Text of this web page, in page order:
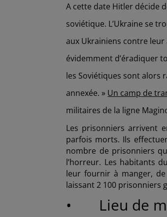
A cette date Hitler décide
soviétique. L’Ukraine se
aux Ukrainiens contre leur
évidemment d’éradiquer
les Soviétiques sont alors
annexée. » Un camp de
militaires de la ligne
Les prisonniers arrivent
parfois morts. Ils
nombre de prisonniers
l’horreur. Les habitants
leur fournir à manger, de
laissant 2 100 prisonniers
• Lieu de